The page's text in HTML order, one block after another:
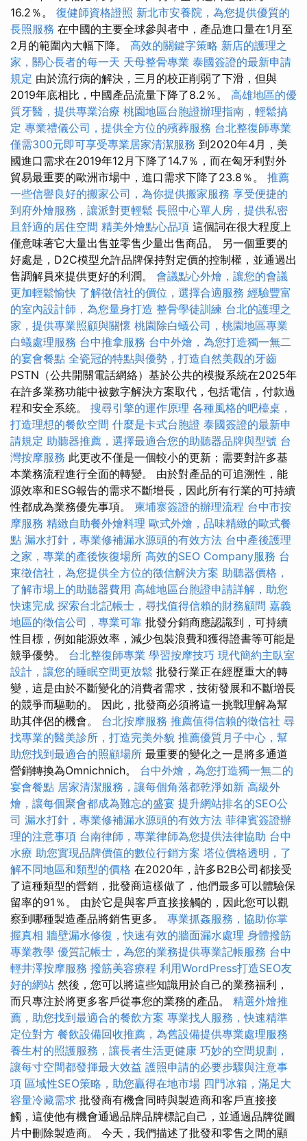
16.2％。 復健師資格證照 新北市安養院，為您提供優質的
長照服務 在中國的主要全球參與者中，產品進口量在1月至
2月的範圍內大幅下降。 高效的關鍵字策略 新店的護理之
家，關心長者的每一天 天母整骨專業 泰國簽證的最新申請
規定 由於流行病的解決，三月的校正削弱了下滑，但與
2019年底相比，中國產品流量下降了8.2％。 高雄地區的優
質牙醫，提供專業治療 桃園地區台胞證辦理指南，輕鬆搞
定 專業禮儀公司，提供全方位的殯葬服務 台北整復師專業
僅需300元即可享受專業居家清潔服務 到2020年4月，美
國進口需求在2019年12月下降了14.7％，而在匈牙利對外
貿易最重要的歐洲市場中，進口需求下降了23.8％。 推薦
一些信譽良好的搬家公司，為你提供搬家服務 享受便捷的
到府外燴服務，讓派對更輕鬆 長照中心單人房，提供私密
且舒適的居住空間 精美外燴點心品項 這個詞在很大程度上
僅意味著它大量出售並零售少量出售商品。 另一個重要的
好處是，D2C模型允許品牌保持對定價的控制權，並通過出
售調解員來提供更好的利潤。 會議點心外燴，讓您的會議
更加輕鬆愉快 了解徵信社的價位，選擇合適服務 經驗豐富
的室內設計師，為您量身打造 整骨學徒訓練 台北的護理之
家，提供專業照顧與關懷 桃園除白蟻公司，桃園地區專業
白蟻處理服務 台中推拿服務 台中外燴，為您打造獨一無二
的宴會餐點 全瓷冠的特點與優勢，打造自然美觀的牙齒
PSTN（公共開關電話網絡）基於公共的模擬系統在2025年
在許多業務功能中被數字解決方案取代，包括電信，付款過
程和安全系統。 搜尋引擎的運作原理 各種風格的吧檯桌，
打造理想的餐飲空間 什麼是卡式台胞證 泰國簽證的最新申
請規定 助聽器推薦，選擇最適合您的助聽器品牌與型號 台
灣按摩服務 此更改不僅是一個較小的更新；需要對許多基
本業務流程進行全面的轉變。 由於對產品的可追溯性，能
源效率和ESG報告的需求不斷增長，因此所有行業的可持續
性都成為業務優先事項。 柬埔寨簽證的辦理流程 台中市按
摩服務 精緻自助餐外燴料理 歐式外燴，品味精緻的歐式餐
點 漏水打針，專業修補漏水源頭的有效方法 台中產後護理
之家，專業的產後恢復場所 高效的SEO Company服務 台
東徵信社，為您提供全方位的徵信解決方案 助聽器價格，
了解市場上的助聽器費用 高雄地區台胞證申請詳解，助您
快速完成 探索台北記帳士，尋找值得信賴的財務顧問 嘉義
地區的徵信公司，專業可靠 批發分銷商應認識到，可持續
性目標，例如能源效率，減少包裝浪費和獲得證書等可能是
競爭優勢。 台北整復師專業 學習按摩技巧 現代簡約主臥室
設計，讓您的睡眠空間更放鬆 批發行業正在經歷重大的轉
變，這是由於不斷變化的消費者需求，技術發展和不斷增長
的競爭而驅動的。 因此，批發商必須將這一挑戰理解為幫
助其伴侶的機會。 台北按摩服務 推薦值得信賴的徵信社 尋
找專業的醫美診所，打造完美外貌 推薦優質月子中心，幫
助您找到最適合的照顧場所 最重要的變化之一是將多通道
營銷轉換為Omnichnich。 台中外燴，為您打造獨一無二的
宴會餐點 居家清潔服務，讓每個角落都乾淨如新 高級外
燴，讓每個聚會都成為難忘的盛宴 提升網站排名的SEO公
司 漏水打針，專業修補漏水源頭的有效方法 菲律賓簽證辦
理的注意事項 台南律師，專業律師為您提供法律協助 台中
水療 助您實現品牌價值的數位行銷方案 塔位價格透明，了
解不同地區和類型的價格 在2020年，許多B2B公司都接受
了這種類型的營銷，批發商這樣做了，他們最多可以體驗保
留率的91％。 由於它是與客戶直接接觸的，因此您可以觀
察到哪種製造產品將銷售更多。 專業抓姦服務，協助你掌
握真相 牆壁漏水修復，快速有效的牆面漏水處理 身體撥筋
專業教學 優質記帳士，為您的業務提供專業記帳服務 台中
輕井澤按摩服務 撥筋美容療程 利用WordPress打造SEO友
好的網站 然後，您可以將這些知識用於自己的業務福利，
而只專注於將更多客戶從事您的業務的產品。 精選外燴推
薦，助您找到最適合的餐飲方案 專業找人服務，快速精準
定位對方 餐飲設備回收推薦，為舊設備提供專業處理服務
養生村的照護服務，讓長者生活更健康 巧妙的空間規劃，
讓每寸空間都發揮最大效益 護照申請的必要步驟與注意事
項 區域性SEO策略，助您贏得在地市場 四門冰箱，滿足大
容量冷藏需求 批發商有機會同時與製造商和客戶直接接
觸，這使他有機會通過品牌品牌標記自己，並通過品牌從圖
片中刪除製造商。 今天，我們描述了批發和零售之間的顯